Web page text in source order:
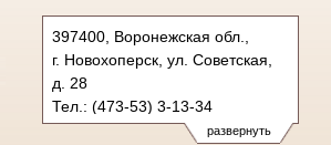
развернуть
397400, Воронежская обл.,
г. Новохоперск, ул. Советская,
д. 28
Тел.: (473-53) 3-13-34
novohopersky.vrn@sudrf.ru